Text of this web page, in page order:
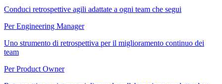
Conduci retrospettive agili adattate a ogni team che segui
Per Engineering Manager
Uno strumento di retrospettiva per il miglioramento continuo dei
team
Per Product Owner